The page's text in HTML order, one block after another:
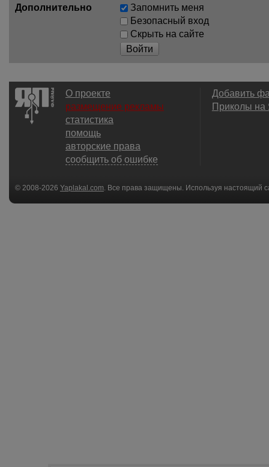
Дополнительно
Запомнить меня
Безопасный вход
Скрыть на сайте
Войти
О проекте
размещение рекламы
статистика
помощь
авторские права
сообщить об ошибке
Добавить
Приколы
© 2008-2026 Yaplakal.com . Все права защищены. Используя настоящий
соглашения.